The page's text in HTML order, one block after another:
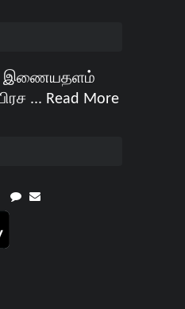
... Read More